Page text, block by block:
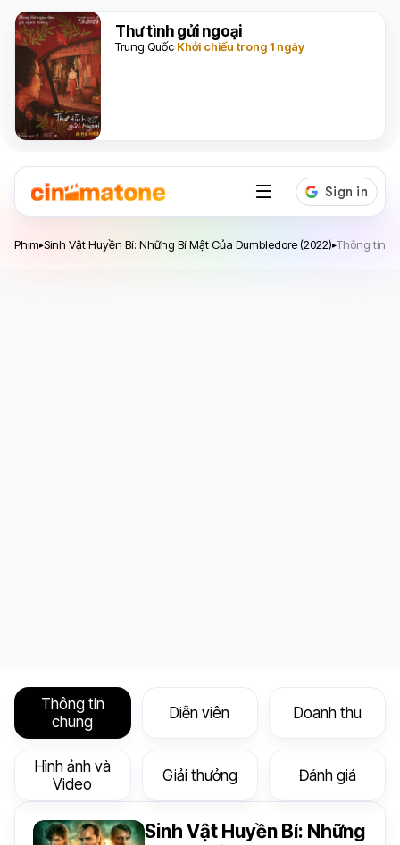
Thư tình gửi ngoại
Trung Quốc Khởi chiếu trong 1 ngày
Phim▸Sinh Vật Huyền Bí: Những Bí Mật Của Dumbledore (2022)▸Thông tin
Thông tin
chung
Diễn viên Doanh thu
Hình ảnh và
Video
Giải thưởng Đánh giá
Sinh Vật Huyền Bí: Những